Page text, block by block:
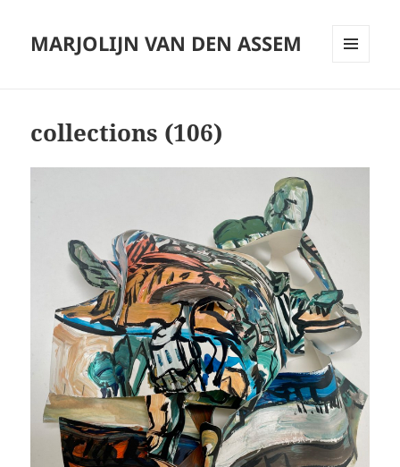
MARJOLIJN VAN DEN ASSEM
collections (106)